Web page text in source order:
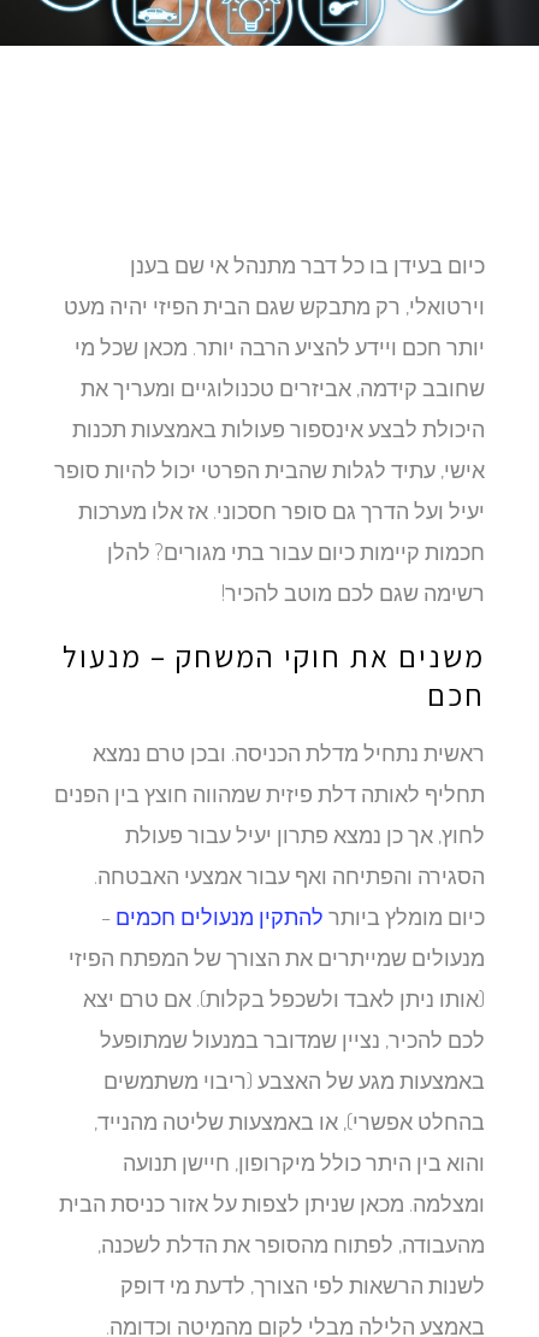
כיום בעידן בו כל דבר מתנהל אי שם בענן
וירטואלי, רק מתבקש שגם הבית הפיזי יהיה מעט
יותר חכם ויידע להציע הרבה יותר. מכאן שכל מי
שחובב קידמה, אביזרים טכנולוגיים ומעריך את
היכולת לבצע אינספור פעולות באמצעות תכנות
אישי, עתיד לגלות שהבית הפרטי יכול להיות סופר
יעיל ועל הדרך גם סופר חסכוני. אז אלו מערכות
חכמות קיימות כיום עבור בתי מגורים? להלן
רשימה שגם לכם מוטב להכיר!
משנים את חוקי המשחק – מנעול
חכם
ראשית נתחיל מדלת הכניסה. ובכן טרם נמצא
תחליף לאותה דלת פיזית שמהווה חוצץ בין הפנים
לחוץ, אך כן נמצא פתרון יעיל עבור פעולת
הסגירה והפתיחה ואף עבור אמצעי האבטחה.
כיום מומלץ ביותרלהתקין מנעולים חכמים–
מנעולים שמייתרים את הצורך של המפתח הפיזי
(אותו ניתן לאבד ולשכפל בקלות). אם טרם יצא
לכם להכיר, נציין שמדובר במנעול שמתופעל
באמצעות מגע של האצבע (ריבוי משתמשים
בהחלט אפשרי), או באמצעות שליטה מהנייד,
והוא בין היתר כולל מיקרופון, חיישן תנועה
ומצלמה. מכאן שניתן לצפות על אזור כניסת הבית
מהעבודה, לפתוח מהסופר את הדלת לשכנה,
לשנות הרשאות לפי הצורך, לדעת מי דופק
באמצע הלילה מבלי לקום מהמיטה וכדומה.